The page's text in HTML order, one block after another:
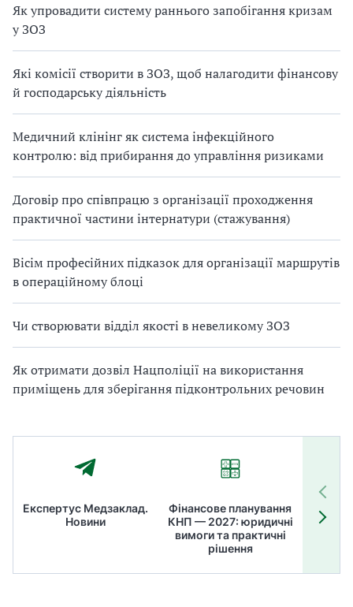
Як упровадити систему раннього запобігання кризам
у ЗОЗ
Які комісії створити в ЗОЗ, щоб налагодити фінансову
й господарську діяльність
Медичний клінінг як система інфекційного
контролю: від прибирання до управління ризиками
Договір про співпрацю з організації проходження
практичної частини інтернатури (стажування)
Вісім професійних підказок для організації маршрутів
в операційному блоці
Чи створювати відділ якості в невеликому ЗОЗ
Як отримати дозвіл Нацполіції на використання
приміщень для зберігання підконтрольних речовин
Експертус Медзаклад.
Новини
Фінансове планування
КНП — 2027: юридичні
вимоги та практичні
рішення